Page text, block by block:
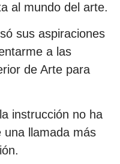
al mundo del arte.
sus aspiraciones
a las
de Arte para
instrucción no ha
una llamada más